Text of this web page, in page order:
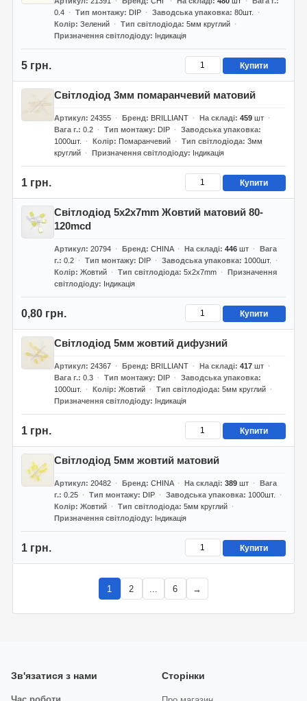
0.4
Тип монтажу DIP Заводська упаковка 80шт.
Колір Зелений Тип світлодіода 5мм круглий
Призначення світлодіоду
Індикація
5 грн. Купити
Світлодіод 3мм помаранчевий матовий
Артикул 24355 Бренд BRILLIANT На складі 459шт
Вага г. 0.2 Тип монтажу DIP
Заводська упаковка
1000шт.
Колір Помаранчевий Тип світлодіода 3мм
круглий
Призначення світлодіоду Індикація
1 грн. Купити
Світлодіод 5х2х7mm Жовтий матовий 80-
120mcd
Артикул 20794 Бренд CHINA На складі 446шт
Вага
г. 0.2 Тип монтажу DIP Заводська упаковка
1000шт.
Колір Жовтий Тип світлодіода 5х2х7mm
Призначення
світлодіоду
Індикація
0,80 грн. Купити
Світлодіод 5мм жовтий дифузний
Артикул 24367 Бренд BRILLIANT На складі 417шт
Вага г. 0.3 Тип монтажу DIP
Заводська упаковка
1000шт.
Колір Жовтий Тип світлодіода 5мм круглий
Призначення світлодіоду
Індикація
1 грн. Купити
Світлодіод 5мм жовтий матовий
Артикул 20482 Бренд CHINA На складі 389шт
Вага
г. 0.25 Тип монтажу DIP Заводська упаковка
1000шт.
Колір Жовтий Тип світлодіода 5мм круглий
Призначення світлодіоду
Індикація
1 грн. Купити
1 2 6 →
Зв'язатися з нами Сторінки